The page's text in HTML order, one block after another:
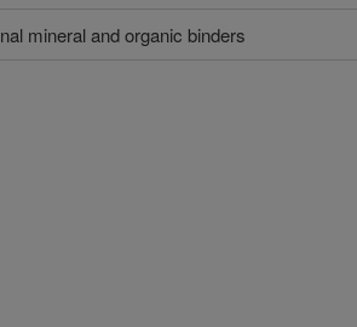
mineral and organic binders